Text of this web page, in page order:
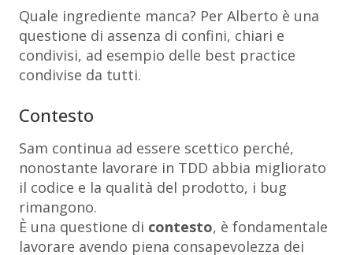
Quale ingrediente manca? Per Alberto è una
questione di assenza di confini, chiari e
condivisi, ad esempio delle best practice
condivise da tutti.
Contesto
Sam continua ad essere scettico perché,
nonostante lavorare in TDD abbia migliorato
il codice e la qualità del prodotto, i bug
rimangono.
È una questione di contesto, è fondamentale
lavorare avendo piena consapevolezza dei